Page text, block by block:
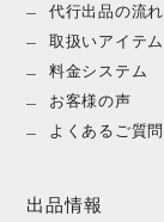
代行出品の流れ
取扱いアイテム
料金システム
お客様の声
よくあるご質問
出品情報